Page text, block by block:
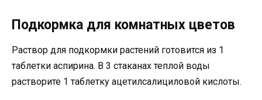
Подкормка для комнатных цветов
Раствор для подкормки растений готовится из 1
таблетки аспирина. В 3 стаканах теплой воды
растворите 1 таблетку ацетилсалициловой кислоты.